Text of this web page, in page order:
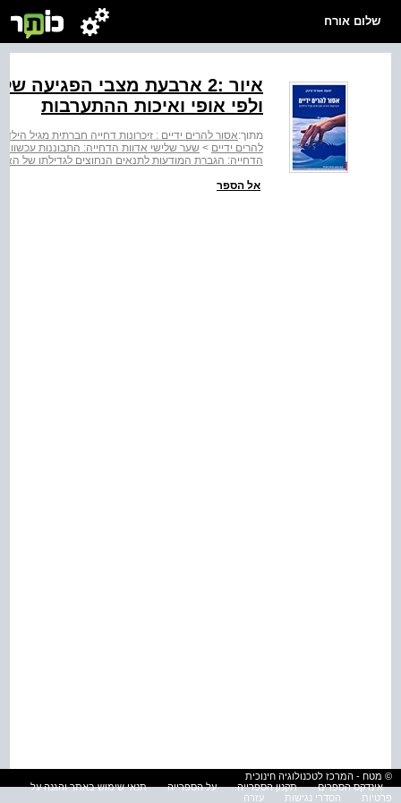
שלום אורח
איור :2 ארבעת מצבי
ולפי אופי ואיכות ההתערבות
מתוך:אסור להרים ידיים : זיכרונות דחייה חברתית מגיל
להרים ידיים > שער שלישי אדוות הדחייה: התבוננות
הדחייה: הגברת המודעות לתנאים הנחוצים לגדילתו של
אל הספר
© מטח - המרכז לטכנולוגיה חינוכית
אינדקס הספרים
תקנון הספרייה על הספרייה
תנאי שימוש באתר והגנה על
פרטיות
הסדרי נגישות עזרה